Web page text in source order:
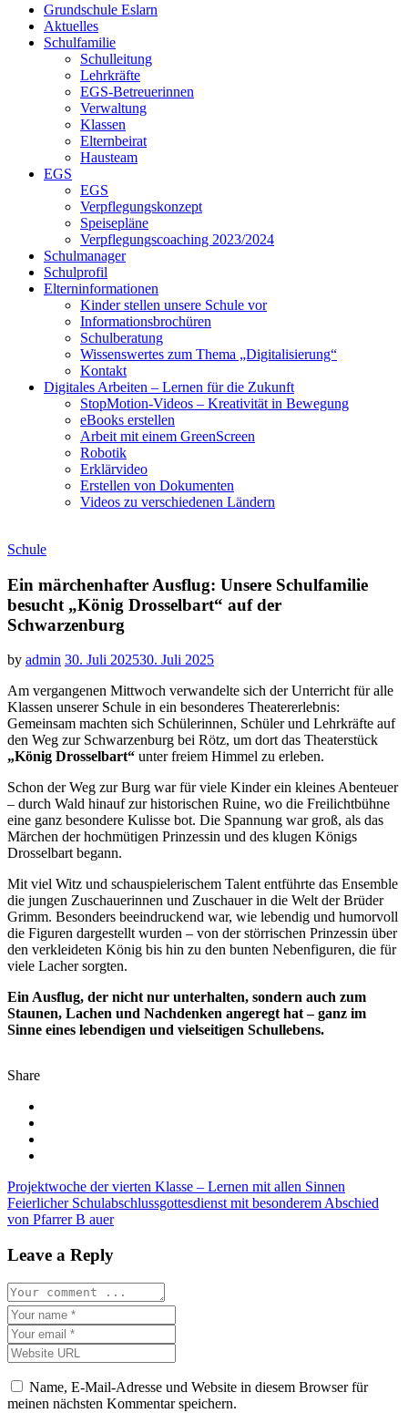
Grundschule Eslarn
Aktuelles
Schulfamilie
Schulleitung
Lehrkräfte
EGS-Betreuerinnen
Verwaltung
Klassen
Elternbeirat
Hausteam
EGS
EGS
Verpflegungskonzept
Speisepläne
Verpflegungscoaching 2023/2024
Schulmanager
Schulprofil
Elterninformationen
Kinder stellen unsere Schule vor
Informationsbrochüren
Schulberatung
Wissenswertes zum Thema „Digitalisierung“
Kontakt
Digitales Arbeiten – Lernen für die Zukunft
StopMotion-Videos – Kreativität in Bewegung
eBooks erstellen
Arbeit mit einem GreenScreen
Robotik
Erklärvideo
Erstellen von Dokumenten
Videos zu verschiedenen Ländern
Schule
Ein märchenhafter Ausflug: Unsere Schulfamilie
besucht „König Drosselbart“ auf der
Schwarzenburg
by admin 30. Juli 202530. Juli 2025
Am vergangenen Mittwoch verwandelte sich der Unterricht für alle
Klassen unserer Schule in ein besonderes Theatererlebnis:
Gemeinsam machten sich Schülerinnen, Schüler und Lehrkräfte auf
den Weg zur Schwarzenburg bei Rötz, um dort das Theaterstück
„König Drosselbart“ unter freiem Himmel zu erleben.
Schon der Weg zur Burg war für viele Kinder ein kleines Abenteuer
– durch Wald hinauf zur historischen Ruine, wo die Freilichtbühne
eine ganz besondere Kulisse bot. Die Spannung war groß, als das
Märchen der hochmütigen Prinzessin und des klugen Königs
Drosselbart begann.
Mit viel Witz und schauspielerischem Talent entführte das Ensemble
die jungen Zuschauerinnen und Zuschauer in die Welt der Brüder
Grimm. Besonders beeindruckend war, wie lebendig und humorvoll
die Figuren dargestellt wurden – von der störrischen Prinzessin über
den verkleideten König bis hin zu den bunten Nebenfiguren, die für
viele Lacher sorgten.
Ein Ausflug, der nicht nur unterhalten, sondern auch zum
Staunen, Lachen und Nachdenken angeregt hat – ganz im
Sinne eines lebendigen und vielseitigen Schullebens.
Share
Beitragsnavigation
Projektwoche der vierten Klasse – Lernen mit allen Sinnen
Feierlicher Schulabschlussgottesdienst mit besonderem Abschied
von Pfarrer B auer
Leave a Reply
Name, E-Mail-Adresse und Website in diesem Browser für
meinen nächsten Kommentar speichern.